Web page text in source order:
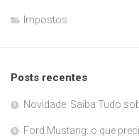
Impostos
Posts recentes
Novidade: Saiba Tudo
Ford Mustang: o que